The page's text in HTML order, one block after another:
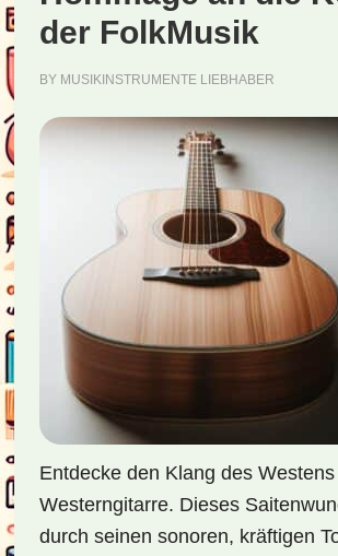
der FolkMusik
BY MUSIKINSTRUMENTE LIEBHABER
Entdecke den Klang des
Westerngitarre. Dieses
durch seinen sonoren, kräftigen